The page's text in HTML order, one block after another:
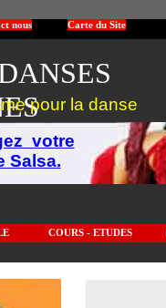
nous Carte du Site
COURS - ETUDES
votre
Salsa.
pour la danse